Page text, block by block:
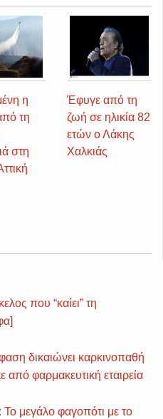
η
τη
στη
Έφυγε από τη
ζωή σε ηλικία 82
ετών ο Λάκης
Χαλκιάς
που “καίει” τη
δικαιώνει καρκινοπαθή
φαρμακευτική εταιρεία
μεγάλο φαγοπότι με το